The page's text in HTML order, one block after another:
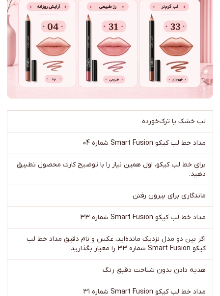
لب خشک یا ترک‌خورده
مداد خط لب کیکو Smart Fusion شماره 04
برای خط لب کیکو، اول همین نیاز را با توضیح کارت محصول تطبیق
دهید.
ماندگاری برای بیرون رفتن
مداد خط لب کیکو Smart Fusion شماره 33
اگر بین دو مدل نزدیک مانده‌اید، عکس و نام دقیق مداد خط لب
کیکو Smart Fusion شماره 33 را معیار بگذارید.
هدیه دادن بدون شناخت دقیق رنگ
مداد خط لب کیکو Smart Fusion شماره 31